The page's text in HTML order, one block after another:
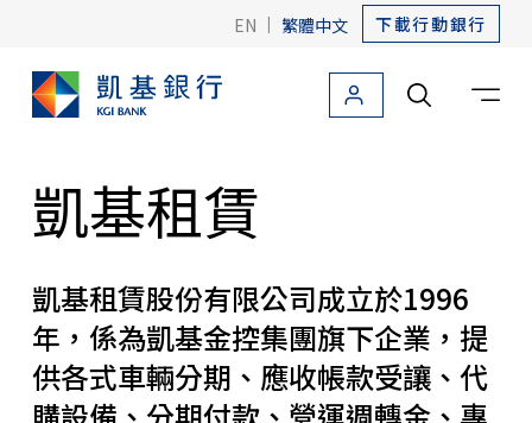
EN | 繁體中文 下載行動銀行
凱基優勢
凱基優勢
總覽
凱基租賃
凱基租賃
凱基租賃股份有限公司成立於1996
年，係為凱基金控集團旗下企業，提
供各式車輛分期、應收帳款受讓、代